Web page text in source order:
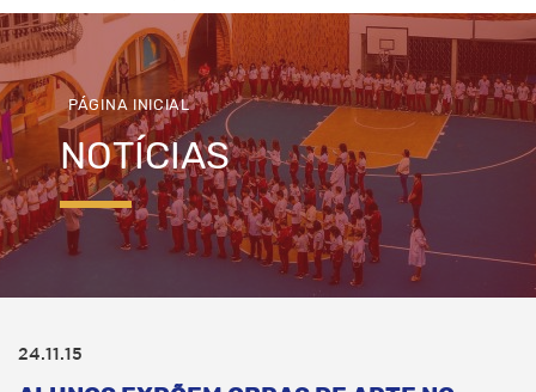
PÁGINA INICIAL
NOTÍCIAS
24.11.15